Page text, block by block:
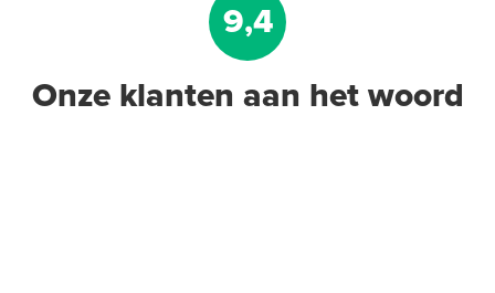
9,4
Onze klanten aan het woord